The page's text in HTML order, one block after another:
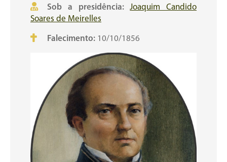
Sob a presidência:
Joaquim Candido
Soares de Meirelles
Falecimento: 10/10/1856